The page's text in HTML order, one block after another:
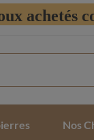
achetés
Nos